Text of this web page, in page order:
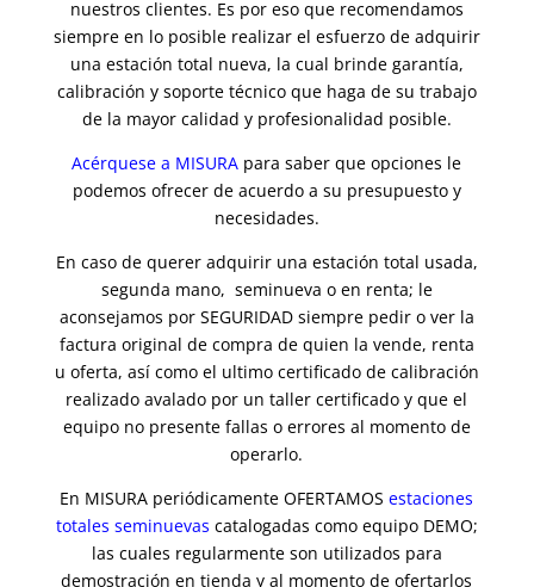
nuestros clientes. Es por eso que recomendamos
siempre en lo posible realizar el esfuerzo de adquirir
una estación total nueva, la cual brinde garantía,
calibración y soporte técnico que haga de su trabajo
de la mayor calidad y profesionalidad posible.
Acérquese a MISURA para saber que opciones le
podemos ofrecer de acuerdo a su presupuesto y
necesidades.
En caso de querer adquirir una estación total usada,
segunda mano, seminueva o en renta; le
aconsejamos por SEGURIDAD siempre pedir o ver la
factura original de compra de quien la vende, renta
u oferta, así como el ultimo certificado de calibración
realizado avalado por un taller certificado y que el
equipo no presente fallas o errores al momento de
operarlo.
En MISURA periódicamente OFERTAMOSestaciones
totales seminuevas catalogadas como equipo DEMO;
las cuales regularmente son utilizados para
demostración en tienda y al momento de ofertarlos